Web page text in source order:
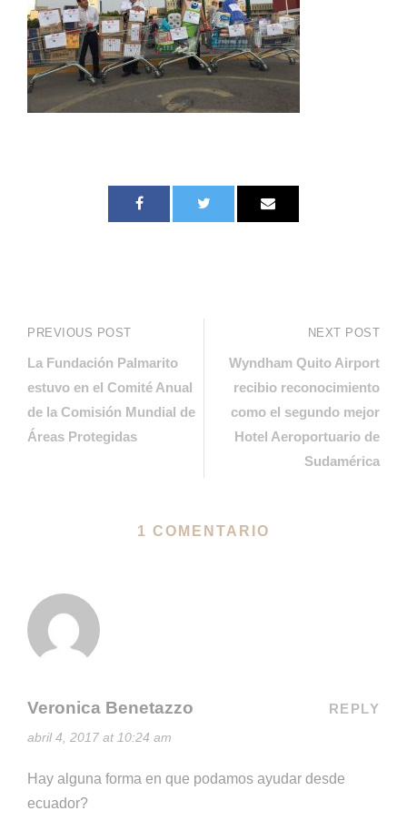
PREVIOUS POST
La Fundación Palmarito
estuvo en el Comité Anual
de la Comisión Mundial de
Áreas Protegidas
NEXT POST
Wyndham Quito Airport
recibio reconocimiento
como el segundo mejor
Hotel Aeroportuario de
Sudamérica
1 COMENTARIO
Veronica Benetazzo
abril 4, 2017 at 10:24 am
REPLY
Hay alguna forma en que podamos ayudar desde
ecuador?